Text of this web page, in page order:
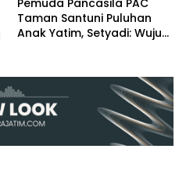
Taman Santuni Puluhan
Anak Yatim, Setyadi: Wujud